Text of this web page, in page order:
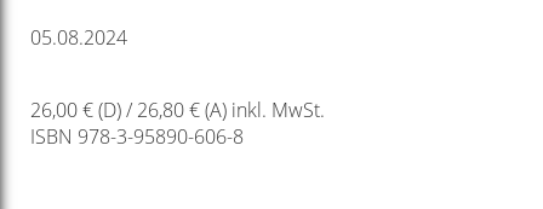
05.08.2024
26,00 € (D) / 26,80 € (A) inkl. MwSt.
ISBN 978-3-95890-606-8